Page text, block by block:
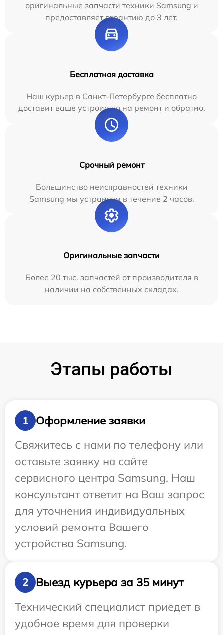
оригинальные запчасти техники Samsung и
предоставляет гарантию до 3 лет.
Бесплатная доставка
Наш курьер в Санкт-Петербурге бесплатно
доставит ваше устройство на ремонт и обратно.
Срочный ремонт
Большинство неисправностей техники
Samsung мы устраняем в течение 2 часов.
Оригинальные запчасти
Более 20 тыс. запчастей от производителя в
наличии на собственных складах.
Этапы работы
1
Оформление заявки
Свяжитесь с нами по телефону или
оставьте заявку на сайте
сервисного центра Samsung. Наш
консультант ответит на Ваш запрос
для уточнения индивидуальных
условий ремонта Вашего
устройства Samsung.
2
Выезд курьера за 35 минут
Технический специалист приедет в
удобное время для проверки